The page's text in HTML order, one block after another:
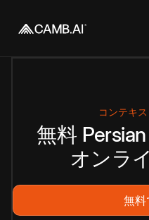
コンテキ
無料 Persian
オンラ
無料